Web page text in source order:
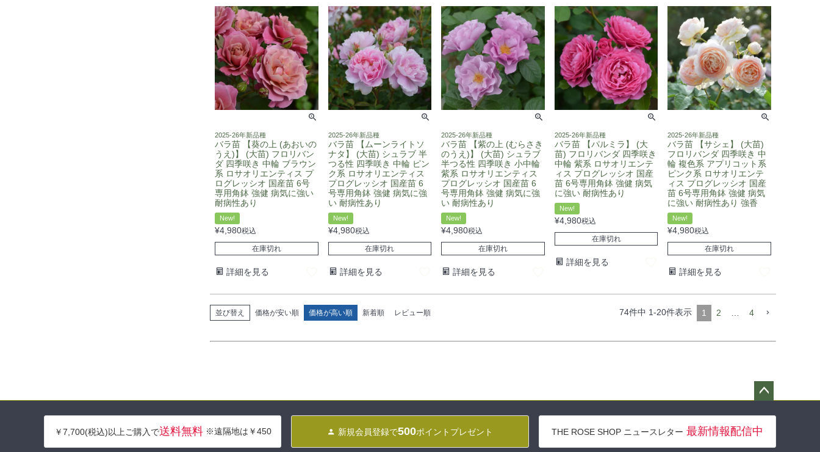
2025-26年新品種
バラ苗 【葵の上 (あおいの
うえ)】 (大苗) フロリバン
ダ 四季咲き 中輪 ブラウン
系 ロサオリエンティス プ
ログレッシオ 国産苗 6号
専用角鉢 強健 病気に強い
耐病性あり
New!
¥4,980税込
在庫切れ
詳細を見る
2025-26年新品種
バラ苗 【ムーンライトソ
ナタ】 (大苗) シュラブ 半
つる性 四季咲き 中輪 ピン
ク系 ロサオリエンティス
プログレッシオ 国産苗 6
号専用角鉢 強健 病気に強
い 耐病性あり
New!
¥4,980税込
在庫切れ
詳細を見る
2025-26年新品種
バラ苗 【紫の上 (むらさき
のうえ)】 (大苗) シュラブ
半つる性 四季咲き 小中輪
紫系 ロサオリエンティス
プログレッシオ 国産苗 6
号専用角鉢 強健 病気に強
い 耐病性あり
New!
¥4,980税込
在庫切れ
詳細を見る
2025-26年新品種
バラ苗 【パルミラ】 (大
苗) フロリバンダ 四季咲き
中輪 紫系 ロサオリエンテ
ィス プログレッシオ 国産
苗 6号専用角鉢 強健 病気
に強い 耐病性あり
New!
¥4,980税込
在庫切れ
詳細を見る
2025-26年新品種
バラ苗 【サシェ】 (大苗)
フロリバンダ 四季咲き 中
輪 複色系 アプリコット系
ピンク系 ロサオリエンテ
ィス プログレッシオ 国産
苗 6号専用角鉢 強健 病気
に強い 耐病性あり 強香
New!
¥4,980税込
在庫切れ
詳細を見る
並び替え 価格が安い順 価格が高い順 新着順 レビュー順 74件中 1-20件表示 1 2 4
ップ
へ
￥7,700(税込)以上ご購入で送料無料※遠隔地は￥450 新規会員登録で500ポイントプレゼント THE ROSE SHOP ニュースレター 最新情報配信中